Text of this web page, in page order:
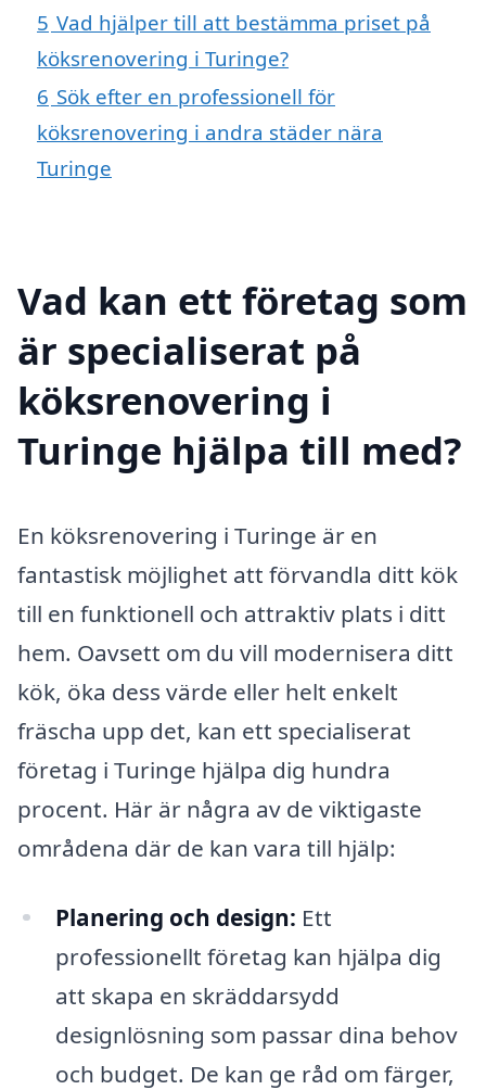
5 Vad hjälper till att bestämma priset på
köksrenovering i Turinge?
6 Sök efter en professionell för
köksrenovering i andra städer nära
Turinge
Vad kan ett företag som
är specialiserat på
köksrenovering i
Turinge hjälpa till med?
En köksrenovering i Turinge är en
fantastisk möjlighet att förvandla ditt kök
till en funktionell och attraktiv plats i ditt
hem. Oavsett om du vill modernisera ditt
kök, öka dess värde eller helt enkelt
fräscha upp det, kan ett specialiserat
företag i Turinge hjälpa dig hundra
procent. Här är några av de viktigaste
områdena där de kan vara till hjälp:
Planering och design: Ett
professionellt företag kan hjälpa dig
att skapa en skräddarsydd
designlösning som passar dina behov
och budget. De kan ge råd om färger,